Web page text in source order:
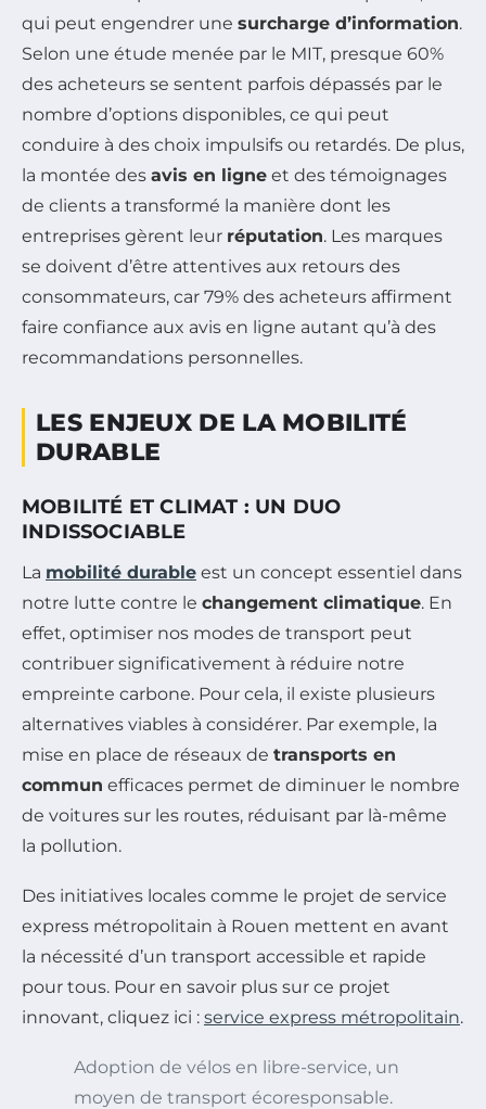
qui peut engendrer une surcharge d’information.
Selon une étude menée par le MIT, presque 60%
des acheteurs se sentent parfois dépassés par le
nombre d’options disponibles, ce qui peut
conduire à des choix impulsifs ou retardés. De plus,
la montée des avis en ligne et des témoignages
de clients a transformé la manière dont les
entreprises gèrent leur réputation. Les marques
se doivent d’être attentives aux retours des
consommateurs, car 79% des acheteurs affirment
faire confiance aux avis en ligne autant qu’à des
recommandations personnelles.
LES ENJEUX DE LA MOBILITÉ
DURABLE
MOBILITÉ ET CLIMAT : UN DUO
INDISSOCIABLE
La mobilité durable est un concept essentiel dans
notre lutte contre le changement climatique. En
effet, optimiser nos modes de transport peut
contribuer significativement à réduire notre
empreinte carbone. Pour cela, il existe plusieurs
alternatives viables à considérer. Par exemple, la
mise en place de réseaux de transports en
commun efficaces permet de diminuer le nombre
de voitures sur les routes, réduisant par là-même
la pollution.
Des initiatives locales comme le projet de service
express métropolitain à Rouen mettent en avant
la nécessité d’un transport accessible et rapide
pour tous. Pour en savoir plus sur ce projet
innovant, cliquez ici : service express métropolitain.
Adoption de vélos en libre-service, un
moyen de transport écoresponsable.